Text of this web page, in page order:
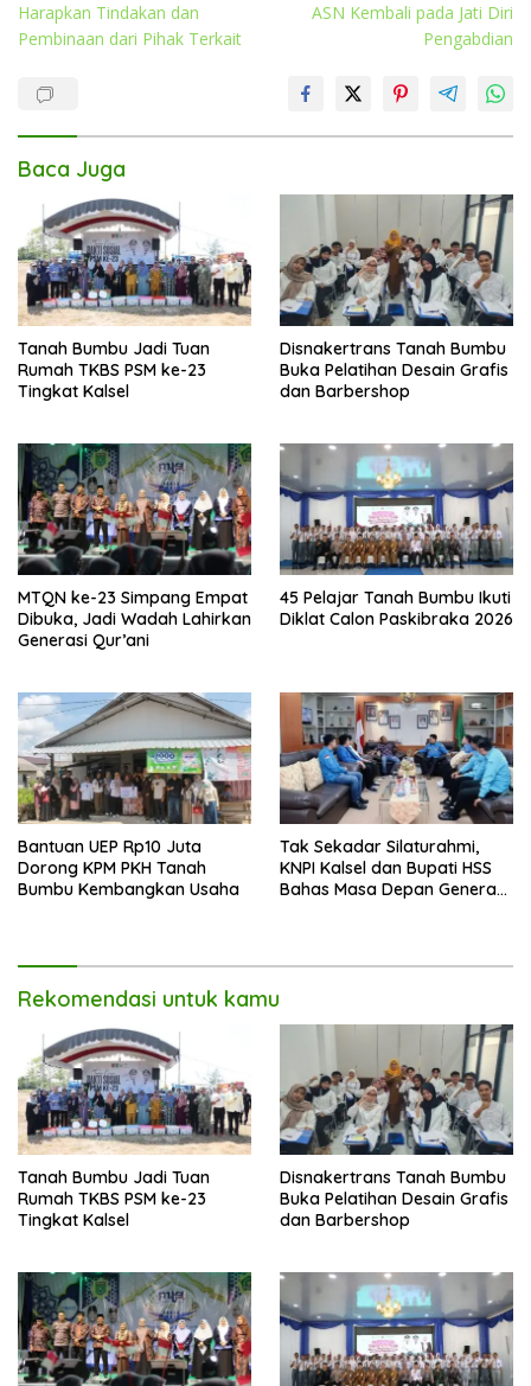
Harapkan Tindakan dan
Pembinaan dari Pihak Terkait
ASN Kembali pada Jati Diri
Pengabdian
Baca Juga
Tanah Bumbu Jadi Tuan
Rumah TKBS PSM ke-23
Tingkat Kalsel
Disnakertrans Tanah Bumbu
Buka Pelatihan Desain Grafis
dan Barbershop
MTQN ke-23 Simpang Empat
Dibuka, Jadi Wadah Lahirkan
Generasi Qur’ani
45 Pelajar Tanah Bumbu Ikuti
Diklat Calon Paskibraka 2026
Bantuan UEP Rp10 Juta
Dorong KPM PKH Tanah
Bumbu Kembangkan Usaha
Tak Sekadar Silaturahmi,
KNPI Kalsel dan Bupati HSS
Bahas Masa Depan Generasi
Rekomendasi untuk kamu
Tanah Bumbu Jadi Tuan
Rumah TKBS PSM ke-23
Tingkat Kalsel
Disnakertrans Tanah Bumbu
Buka Pelatihan Desain Grafis
dan Barbershop